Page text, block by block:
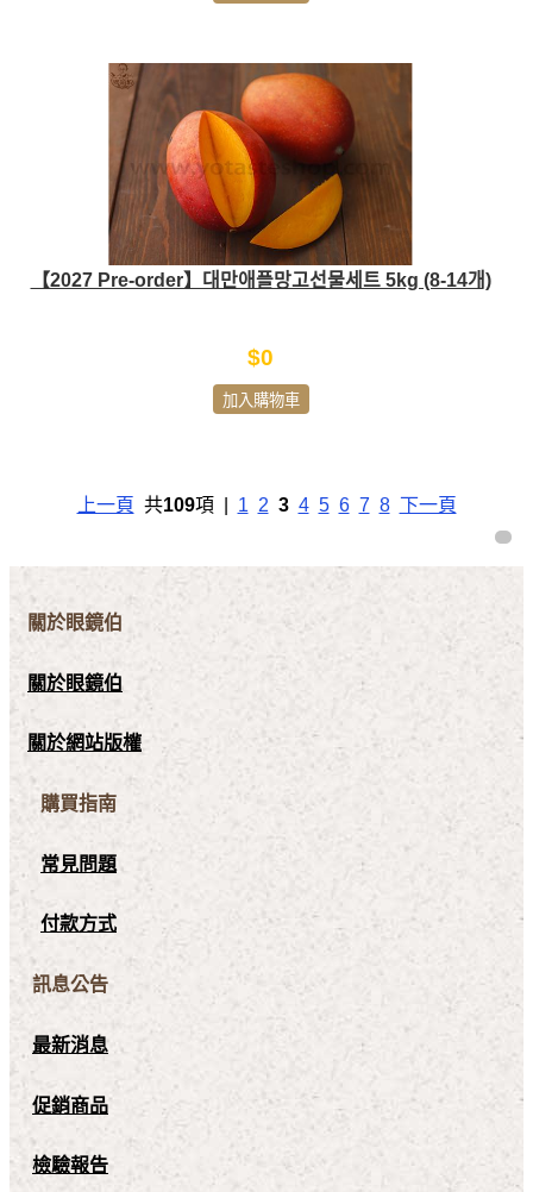
【2027 Pre-order】대만애플망고선물세트 5kg (8-14개)
$0
加入購物車
上一頁 共109項 | 1 2 3 4 5 6 7 8 下一頁
關於眼鏡伯
關於眼鏡伯
關於網站版權
購買指南
常見問題
付款方式
訊息公告
最新消息
促銷商品
檢驗報告